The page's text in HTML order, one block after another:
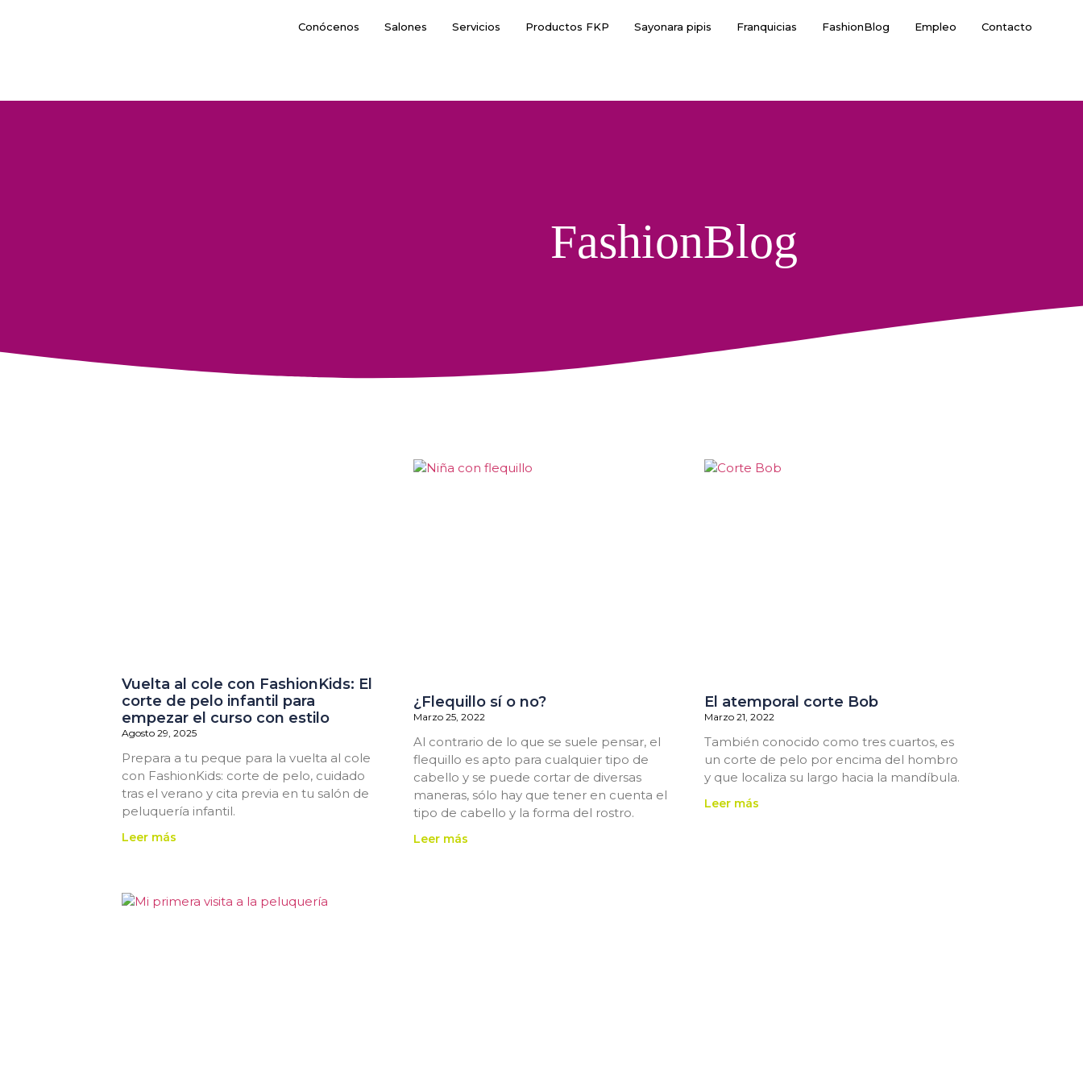
Conócenos Salones Servicios Productos FKP Sayonara pipis Franquicias FashionBlog Empleo Contacto
FashionBlog
Vuelta al cole con FashionKids: El
corte de pelo infantil para
empezar el curso con estilo
Agosto 29, 2025
Prepara a tu peque para la vuelta al cole
con FashionKids: corte de pelo, cuidado
tras el verano y cita previa en tu salón de
peluquería infantil.
Leer más
¿Flequillo sí o no?
Marzo 25, 2022
Al contrario de lo que se suele pensar, el
flequillo es apto para cualquier tipo de
cabello y se puede cortar de diversas
maneras, sólo hay que tener en cuenta el
tipo de cabello y la forma del rostro.
Leer más
El atemporal corte Bob
Marzo 21, 2022
También conocido como tres cuartos, es
un corte de pelo por encima del hombro
y que localiza su largo hacia la mandíbula.
Leer más